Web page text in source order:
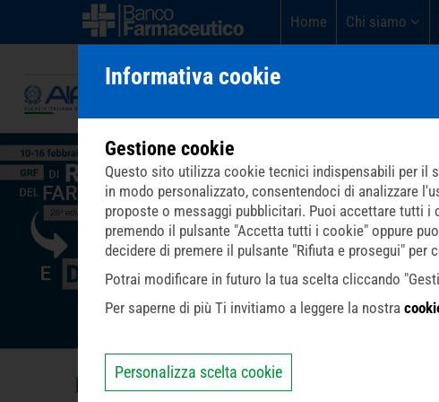
Home Chi siamo
Informativa cookie
Gestione cookie
Questo sito utilizza cookie tecnici indispensabili per il
in modo personalizzato, consentendoci di analizzare
proposte o messaggi pubblicitari. Puoi accettare tutti
premendo il pulsante "Accetta tutti i cookie" oppure
decidere di premere il pulsante "Rifiuta e prosegui"
Potrai modificare in futuro la tua scelta cliccando
Per saperne di più Ti invitiamo a leggere la nostra
Personalizza scelta cookie